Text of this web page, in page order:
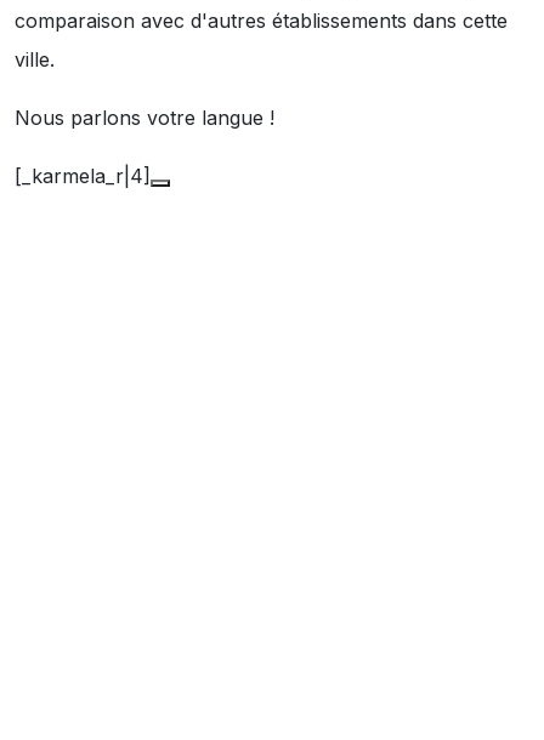
comparaison avec d'autres établissements dans cette
ville.
Nous parlons votre langue !
[_karmela_r|4]